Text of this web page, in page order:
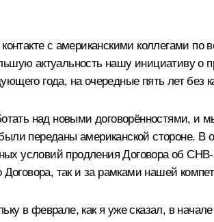
с американскими коллегами по
актуальность нашу инициативу о
года, на очередные пять лет без
над новыми договорённостями, и
были переданы американской
условий продления Договора об
так и за рамками нашей
в феврале, как я уже сказал, в